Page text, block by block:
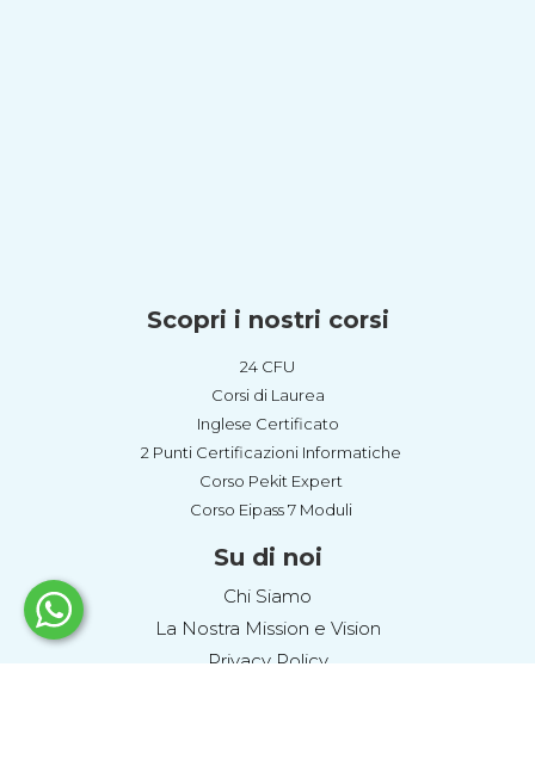
Scopri i nostri corsi
24 CFU
Corsi di Laurea
Inglese Certificato
2 Punti Certificazioni Informatiche
Corso Pekit Expert
Corso Eipass 7 Moduli
Su di noi
Chi Siamo
La Nostra Mission e Vision
Privacy Policy